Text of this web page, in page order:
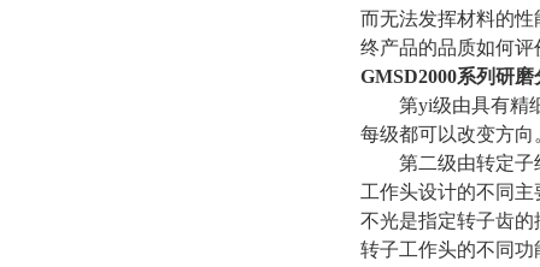
而无法发挥材料的
终产品的品质如何评
GMSD2000系列研磨
第yi级由具有精
每级都可以改变方向
第二级由转定
工作头设计的不同主
不光是指定转子齿
转子工作头的不同